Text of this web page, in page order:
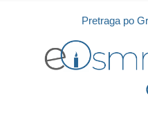
Isprobajte našu Android
Pretraga po